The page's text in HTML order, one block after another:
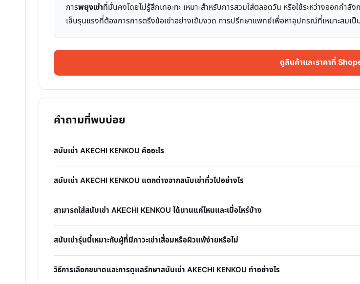
การพยุงเข่าที่มั่นคงโดยไม่รู้สึกเทอะทะ เหมาะสำหรับการสวมใส่ตลอดวัน หรือใช้ระหว่างออกก
เจ็บรุนแรงที่ต้องการการตรึงข้อเข่าอย่างเข้มงวด การปรึกษาแพทย์เพื่อหาอุปกรณ์ที่เหมาะสมเ
ดูสินค้าและราคาที่
คำถามที่พบบ่อย
สนับเข่า AKECHI KENKOU คืออะไร
สนับเข่า AKECHI KENKOU แตกต่างจากสนับเข่าทั่วไปอย่างไร
สามารถใส่สนับเข่า AKECHI KENKOU ได้นานแค่ไหนและเมื่อไหร่บ้าง
สนับเข่ารุ่นนี้เหมาะกับผู้ที่มีภาวะเข่าเสื่อมหรือผิวแพ้ง่ายหรือไม่
วิธีการเลือกขนาดและการดูแลรักษาสนับเข่า AKECHI KENKOU ทำอย่างไร